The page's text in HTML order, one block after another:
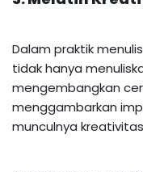
Dalam praktik
tidak hanya
mengembangkan
menggambarkan
munculnya